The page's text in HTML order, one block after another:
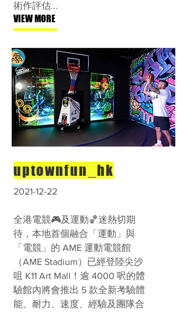
術作評估...
VIEW MORE
uptownfun_hk
2021-12-22
全港電競🎮及運動🏀迷熱切期
待，本地首個融合「運動」與
「電競」的 AME 運動電競館
（AME Stadium）已經登陸尖沙
咀 K11 Art Mall！逾 4000 呎的體
驗館內將會推出 5 款全新考驗體
能、耐力、速度、經驗及團隊合